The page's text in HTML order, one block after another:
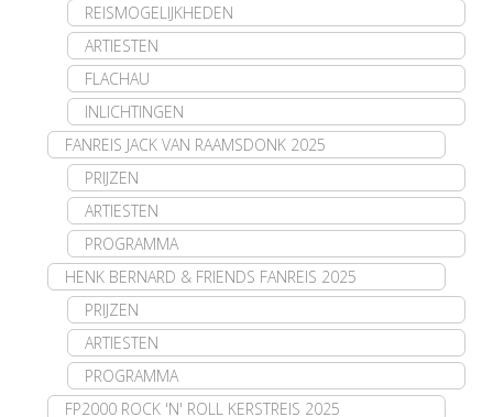
REISMOGELIJKHEDEN
ARTIESTEN
FLACHAU
INLICHTINGEN
FANREIS JACK VAN RAAMSDONK 2025
PRIJZEN
ARTIESTEN
PROGRAMMA
HENK BERNARD & FRIENDS FANREIS 2025
PRIJZEN
ARTIESTEN
PROGRAMMA
FP2000 ROCK 'N' ROLL KERSTREIS 2025